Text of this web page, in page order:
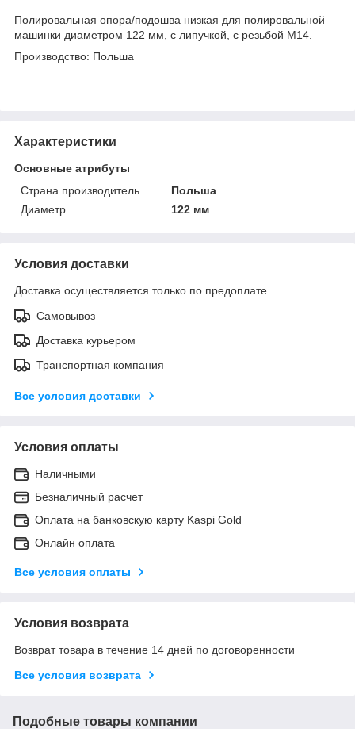
Полировальная опора/подошва низкая для полировальной
машинки диаметром 122 мм, c липучкой, с резьбой M14.
Производство: Польша
Характеристики
Основные атрибуты
Страна производитель
Польша
Диаметр
122 мм
Условия доставки
Доставка осуществляется только по предоплате.
Самовывоз
Доставка курьером
Транспортная компания
Все условия доставки
Условия оплаты
Наличными
Безналичный расчет
Оплата на банковскую карту Kaspi Gold
Онлайн оплата
Все условия оплаты
Условия возврата
Возврат товара в течение 14 дней по договоренности
Все условия возврата
Подобные товары компании